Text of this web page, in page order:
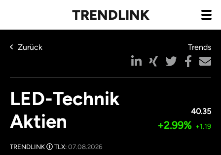
TRENDLINK
Zurück Trends
LED-Technik
Aktien
TRENDLINK TLX:07.08.2026
40.35
+2.99% +1.19